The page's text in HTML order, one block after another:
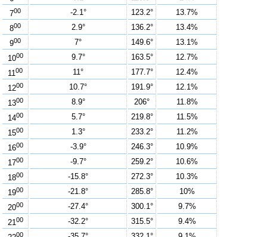
700 -2.1° 123.2°
13.7%
800 2.9° 136.2°
13.4%
900 7° 149.6°
13.1%
1000 9.7° 163.5°
12.7%
1100 11° 177.7°
12.4%
1200 10.7° 191.9°
12.1%
1300 8.9° 206°
11.8%
1400 5.7° 219.8°
11.5%
1500 1.3° 233.2°
11.2%
1600 -3.9° 246.3°
10.9%
1700 -9.7° 259.2°
10.6%
1800 -15.8° 272.3°
10.3%
1900 -21.8° 285.8°
10%
2000 -27.4° 300.1°
9.7%
2100 -32.2° 315.5°
9.4%
00